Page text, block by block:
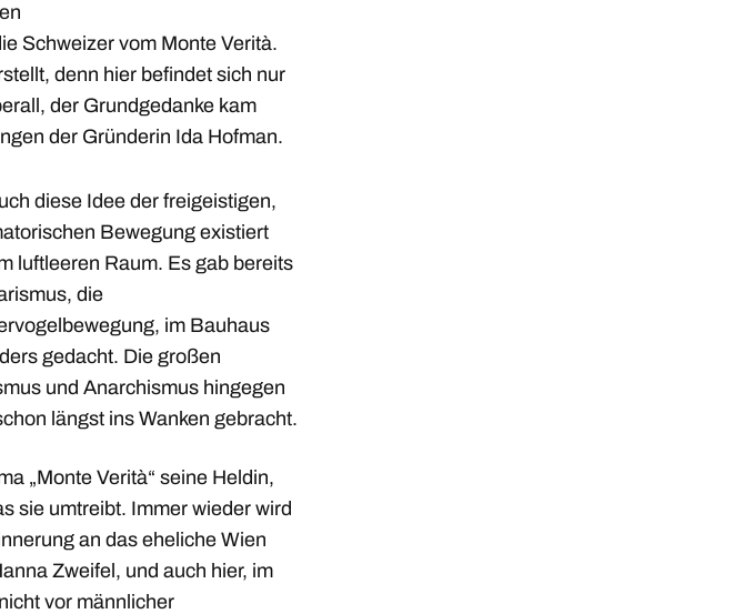
Schweizer vom Monte Verità.
denn hier befindet sich nur
der Grundgedanke kam
der Gründerin Ida Hofman.
diese Idee der freigeistigen,
Bewegung existiert
luftleeren Raum. Es gab bereits
die
im Bauhaus
gedacht. Die großen
und Anarchismus hingegen
längst ins Wanken gebracht.
„Monte Verità“ seine Heldin,
sie umtreibt. Immer wieder wird
an das eheliche Wien
Zweifel, und auch hier, im
vor männlicher